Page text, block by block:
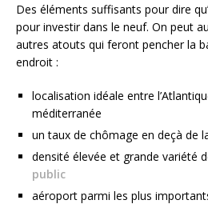
Des éléments suffisants pour dire
pour investir dans le neuf. On peut
autres atouts qui feront pencher la
endroit :
localisation idéale entre
méditerranée
un taux de chômage en deçà de
densité élevée et grande variété
public
aéroport parmi les plus